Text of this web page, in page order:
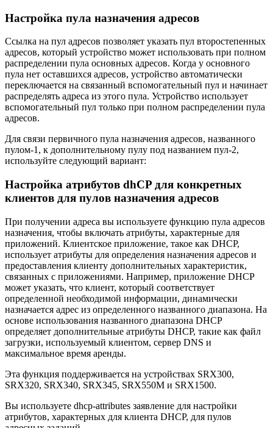
Настройка пула назначения адресов
Ссылка на пул адресов позволяет указать пул второстепенных
адресов, который устройство может использовать при полном
распределении пула основных адресов. Когда у основного
пула нет оставшихся адресов, устройство автоматически
переключается на связанный вспомогательный пул и начинает
распределять адреса из этого пула. Устройство использует
вспомогательный пул только при полном распределении пула
адресов.
Для связи первичного пула назначения адресов, названного
пулом-1, к дополнительному пулу под названием пул-2,
используйте следующий вариант:
Настройка атрибутов dhCP для конкретных
клиентов для пулов назначения адресов
При получении адреса вы используете функцию пула адресов
назначения, чтобы включать атрибуты, характерные для
приложений. Клиентское приложение, такое как DHCP,
использует атрибуты для определения назначения адресов и
предоставления клиенту дополнительных характеристик,
связанных с приложениями. Например, приложение DHCP
может указать, что клиент, который соответствует
определенной необходимой информации, динамически
назначается адрес из определенного названного диапазона. На
основе использования названного диапазона DHCP
определяет дополнительные атрибуты DHCP, такие как файл
загрузки, используемый клиентом, сервер DNS и
максимальное время аренды.
Эта функция поддерживается на устройствах SRX300,
SRX320, SRX340, SRX345, SRX550M и SRX1500.
Вы используете dhcp-attributes заявление для настройки
атрибутов, характерных для клиента DHCP, для пулов